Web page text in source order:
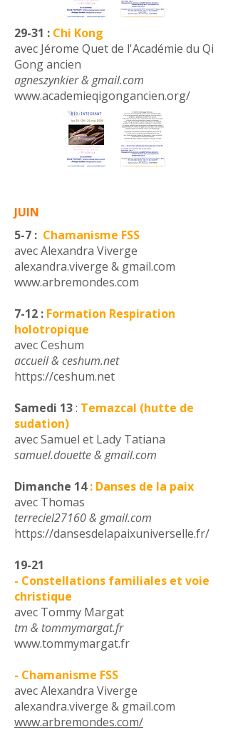
29-31 : Chi Kong
avec Jérome Quet de l'Académie du Qi
Gong ancien
agneszynkier & gmail.com
www.academieqigongancien.org/
JUIN
5-7 : Chamanisme FSS
avec Alexandra Viverge
alexandra.viverge & gmail.com
www.arbremondes.com
7-12 : Formation Respiration
holotropique
avec Ceshum
accueil & ceshum.net
https://ceshum.net
Samedi 13: Temazcal (hutte de
sudation)
avec Samuel et Lady Tatiana
samuel.douette & gmail.com
Dimanche 14 : Danses de la paix
avec Thomas
terreciel27160 & gmail.com
https://dansesdelapaixuniverselle.fr/
19-21
- Constellations familiales et voie
christique
avec Tommy Margat
tm & tommymargat.fr
www.tommymargat.fr
- Chamanisme FSS
avec Alexandra Viverge
alexandra.viverge & gmail.com
www.arbremondes.com/